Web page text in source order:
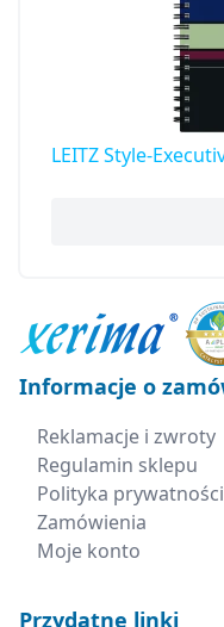
LEITZ Style-
Informacje o
Reklamacje i zwroty
Regulamin sklepu
Polityka prywatności
Zamówienia
Moje konto
Przydatne linki